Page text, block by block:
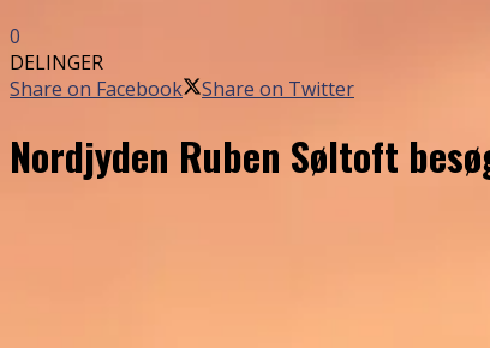
0
DELINGER
Share on Facebook
Share on Twitter
Nordjyden Ruben Søltoft